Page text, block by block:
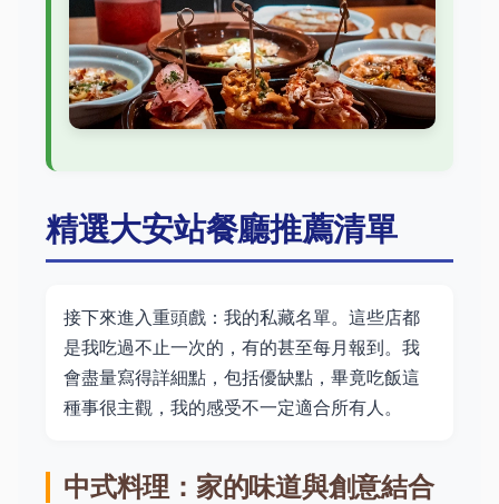
精選大安站餐廳推薦清單
接下來進入重頭戲：我的私藏名單。這些店都
是我吃過不止一次的，有的甚至每月報到。我
會盡量寫得詳細點，包括優缺點，畢竟吃飯這
種事很主觀，我的感受不一定適合所有人。
中式料理：家的味道與創意結合